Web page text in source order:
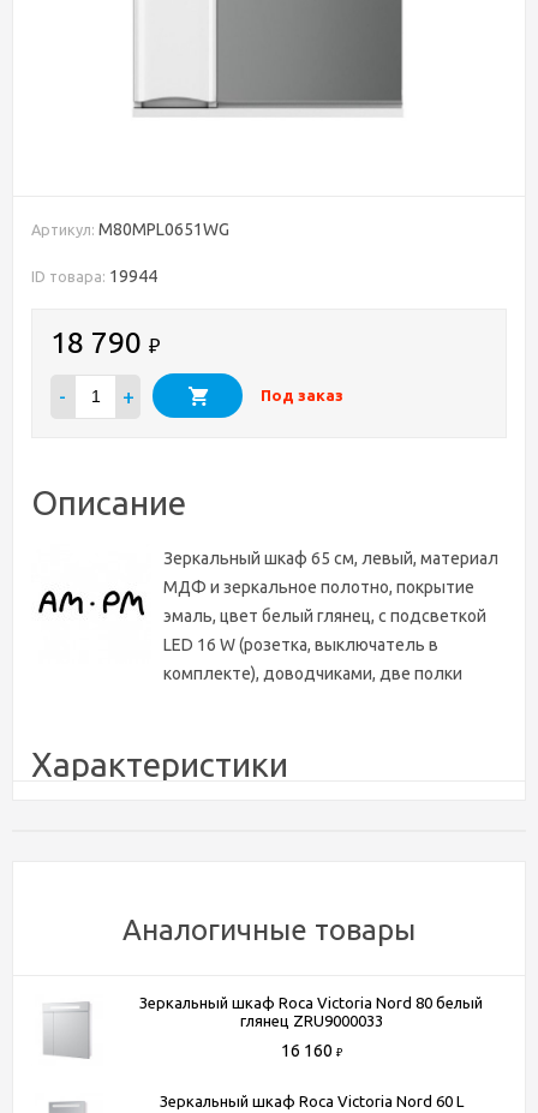
Артикул: M80MPL0651WG
ID товара: 19944
18 790 ₽
- + Под заказ
Описание
Зеркальный шкаф 65 см, левый, материал
МДФ и зеркальное полотно, покрытие
эмаль, цвет белый глянец, с подсветкой
LED 16 W (розетка, выключатель в
комплекте), доводчиками, две полки
Характеристики
Высота (мм)
780
150
Аналогичные товары
Зеркальный шкаф Roca Victoria Nord 80 белый
глянец ZRU9000033
16 160 ₽
Зеркальный шкаф Roca Victoria Nord 60 L